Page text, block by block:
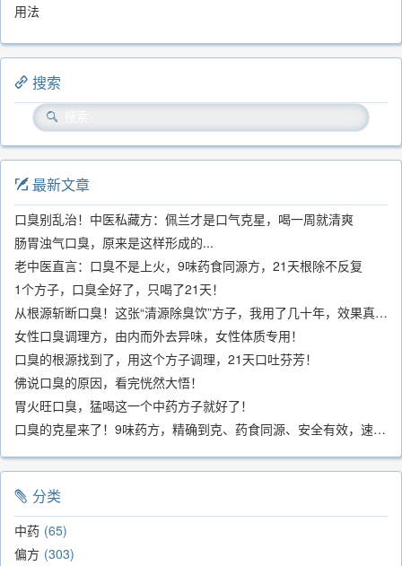
用法
搜索
最新文章
口臭别乱治！中医私藏方：佩兰才是口气克星，喝一周就清爽
肠胃浊气口臭，原来是这样形成的...
老中医直言：口臭不是上火，9味药食同源方，21天根除不反复
1个方子，口臭全好了，只喝了21天！
从根源斩断口臭！这张“清源除臭饮”方子，我用了几十年，效果真不错
女性口臭调理方，由内而外去异味，女性体质专用！
口臭的根源找到了，用这个方子调理，21天口吐芬芳！
佛说口臭的原因，看完恍然大悟！
胃火旺口臭，猛喝这一个中药方子就好了！
口臭的克星来了！9味药方，精确到克、药食同源、安全有效，速看！
分类
中药 65
偏方 303